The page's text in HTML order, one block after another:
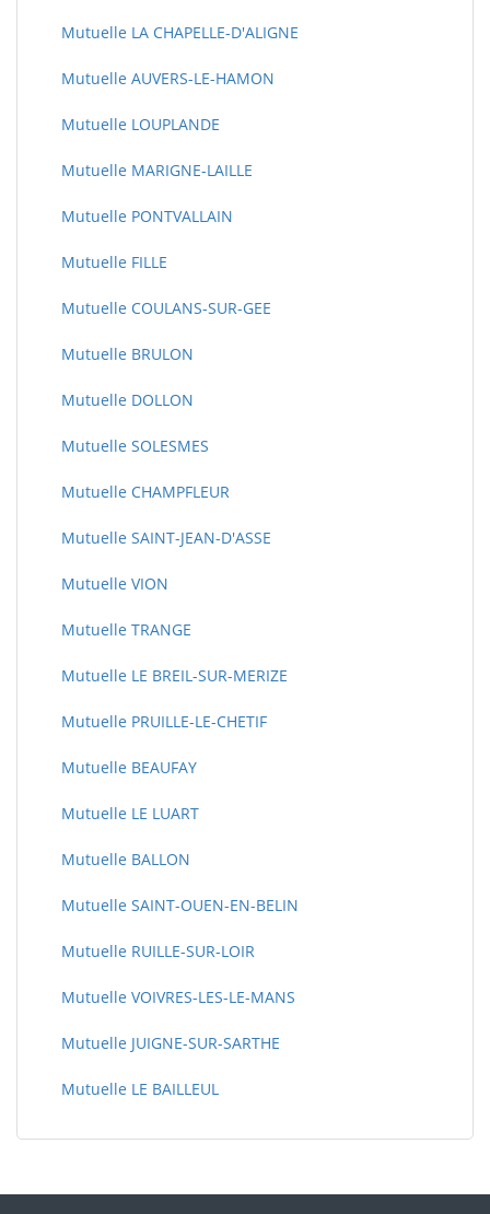
Mutuelle LA CHAPELLE-D'ALIGNE
Mutuelle AUVERS-LE-HAMON
Mutuelle LOUPLANDE
Mutuelle MARIGNE-LAILLE
Mutuelle PONTVALLAIN
Mutuelle FILLE
Mutuelle COULANS-SUR-GEE
Mutuelle BRULON
Mutuelle DOLLON
Mutuelle SOLESMES
Mutuelle CHAMPFLEUR
Mutuelle SAINT-JEAN-D'ASSE
Mutuelle VION
Mutuelle TRANGE
Mutuelle LE BREIL-SUR-MERIZE
Mutuelle PRUILLE-LE-CHETIF
Mutuelle BEAUFAY
Mutuelle LE LUART
Mutuelle BALLON
Mutuelle SAINT-OUEN-EN-BELIN
Mutuelle RUILLE-SUR-LOIR
Mutuelle VOIVRES-LES-LE-MANS
Mutuelle JUIGNE-SUR-SARTHE
Mutuelle LE BAILLEUL